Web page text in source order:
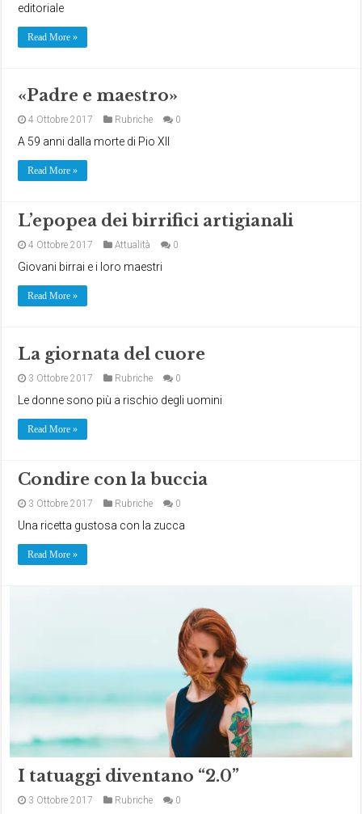
editoriale
Read More »
«Padre e maestro»
4 Ottobre 2017 Rubriche 0
A 59 anni dalla morte di Pio XII
Read More »
L’epopea dei birrifici artigianali
4 Ottobre 2017 Attualità 0
Giovani birrai e i loro maestri
Read More »
La giornata del cuore
3 Ottobre 2017 Rubriche 0
Le donne sono più a rischio degli uomini
Read More »
Condire con la buccia
3 Ottobre 2017 Rubriche 0
Una ricetta gustosa con la zucca
Read More »
I tatuaggi diventano “2.0”
3 Ottobre 2017 Rubriche 0